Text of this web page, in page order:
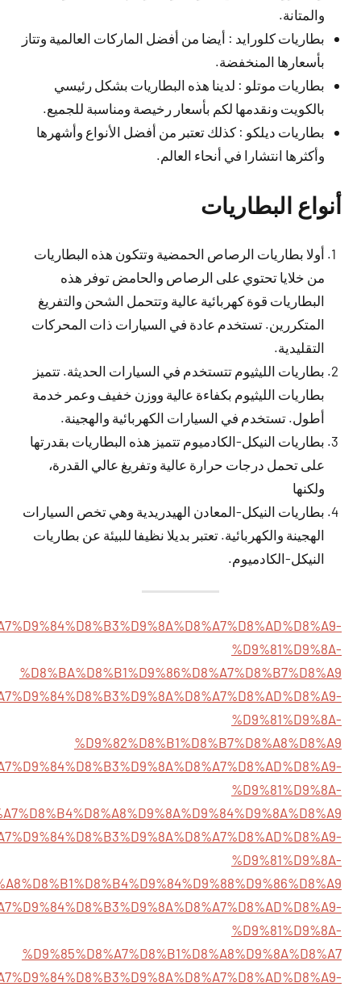
والمتانة.
بطاريات كلورايد : أيضا من أفضل الماركات العالمية وتتاز
بأسعارها المنخفضة.
بطاريات موتلو : لدينا هذه البطاريات بشكل رئيسي
بالكويت ونقدمها لكم بأسعار رخيصة ومناسبة للجميع.
بطاريات ديلكو : كذلك تعتبر من أفضل الأنواع وأشهرها
وأكثرها انتشارا في أنحاء العالم.
أنواع البطاريات
أولا بطاريات الرصاص الحمضية وتتكون هذه البطاريات
من خلايا تحتوي على الرصاص والحامض توفر هذه
البطاريات قوة كهربائية عالية وتتحمل الشحن والتفريغ
المتكررين. تستخدم عادة في السيارات ذات المحركات
التقليدية.
بطاريات الليثيوم تتستخدم في السيارات الحديثة. تتميز
بطاريات الليثيوم بكفاءة عالية ووزن خفيف وعمر خدمة
أطول. تستخدم في السيارات الكهربائية والهجينة.
بطاريات النيكل-الكادميوم تتميز هذه البطاريات بقدرتها
على تحمل درجات حرارة عالية وتفريغ عالي القدرة،
ولكنها
بطاريات النيكل-المعادن الهيدريدية وهي تخص السيارات
الهجينة والكهربائية. تعتبر بديلا نظيفا للبيئة عن بطاريات
النيكل-الكادميوم.
%D9%81%D9%8A-
%D8%BA%D8%B1%D9%86%D8%A7%D8%B7%D8%A9
%D9%81%D9%8A-
%D9%82%D8%B1%D8%B7%D8%A8%D8%A9
%D9%81%D9%8A-
%D9%81%D9%8A-
%D9%81%D9%8A-
%D9%85%D8%A7%D8%B1%D8%A8%D9%8A%D8%A7